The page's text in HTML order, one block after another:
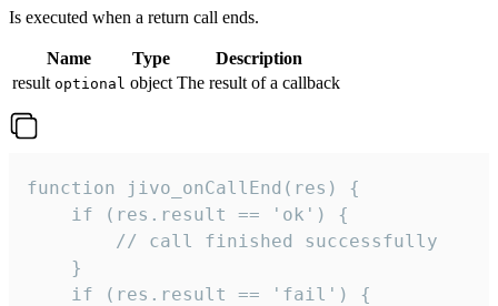
Is executed when a return call ends.
Name Type
Description
result optional object The result of a callback
function jivo_onCallEnd(res) {
    if (res.result == 'ok') {
        // call finished successfully
    }
    if (res.result == 'fail') {